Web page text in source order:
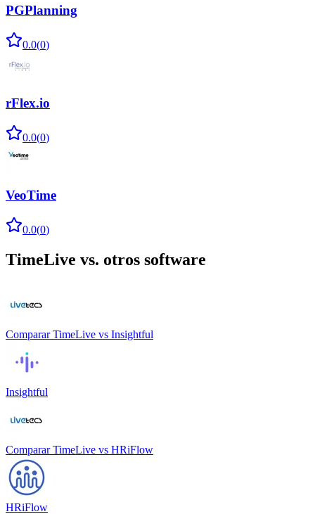
PGPlanning
0.0(0)
rFlex.io
0.0(0)
VeoTime
0.0(0)
TimeLive vs. otros software
Comparar TimeLive vs Insightful
Insightful
Comparar TimeLive vs HRiFlow
HRiFlow